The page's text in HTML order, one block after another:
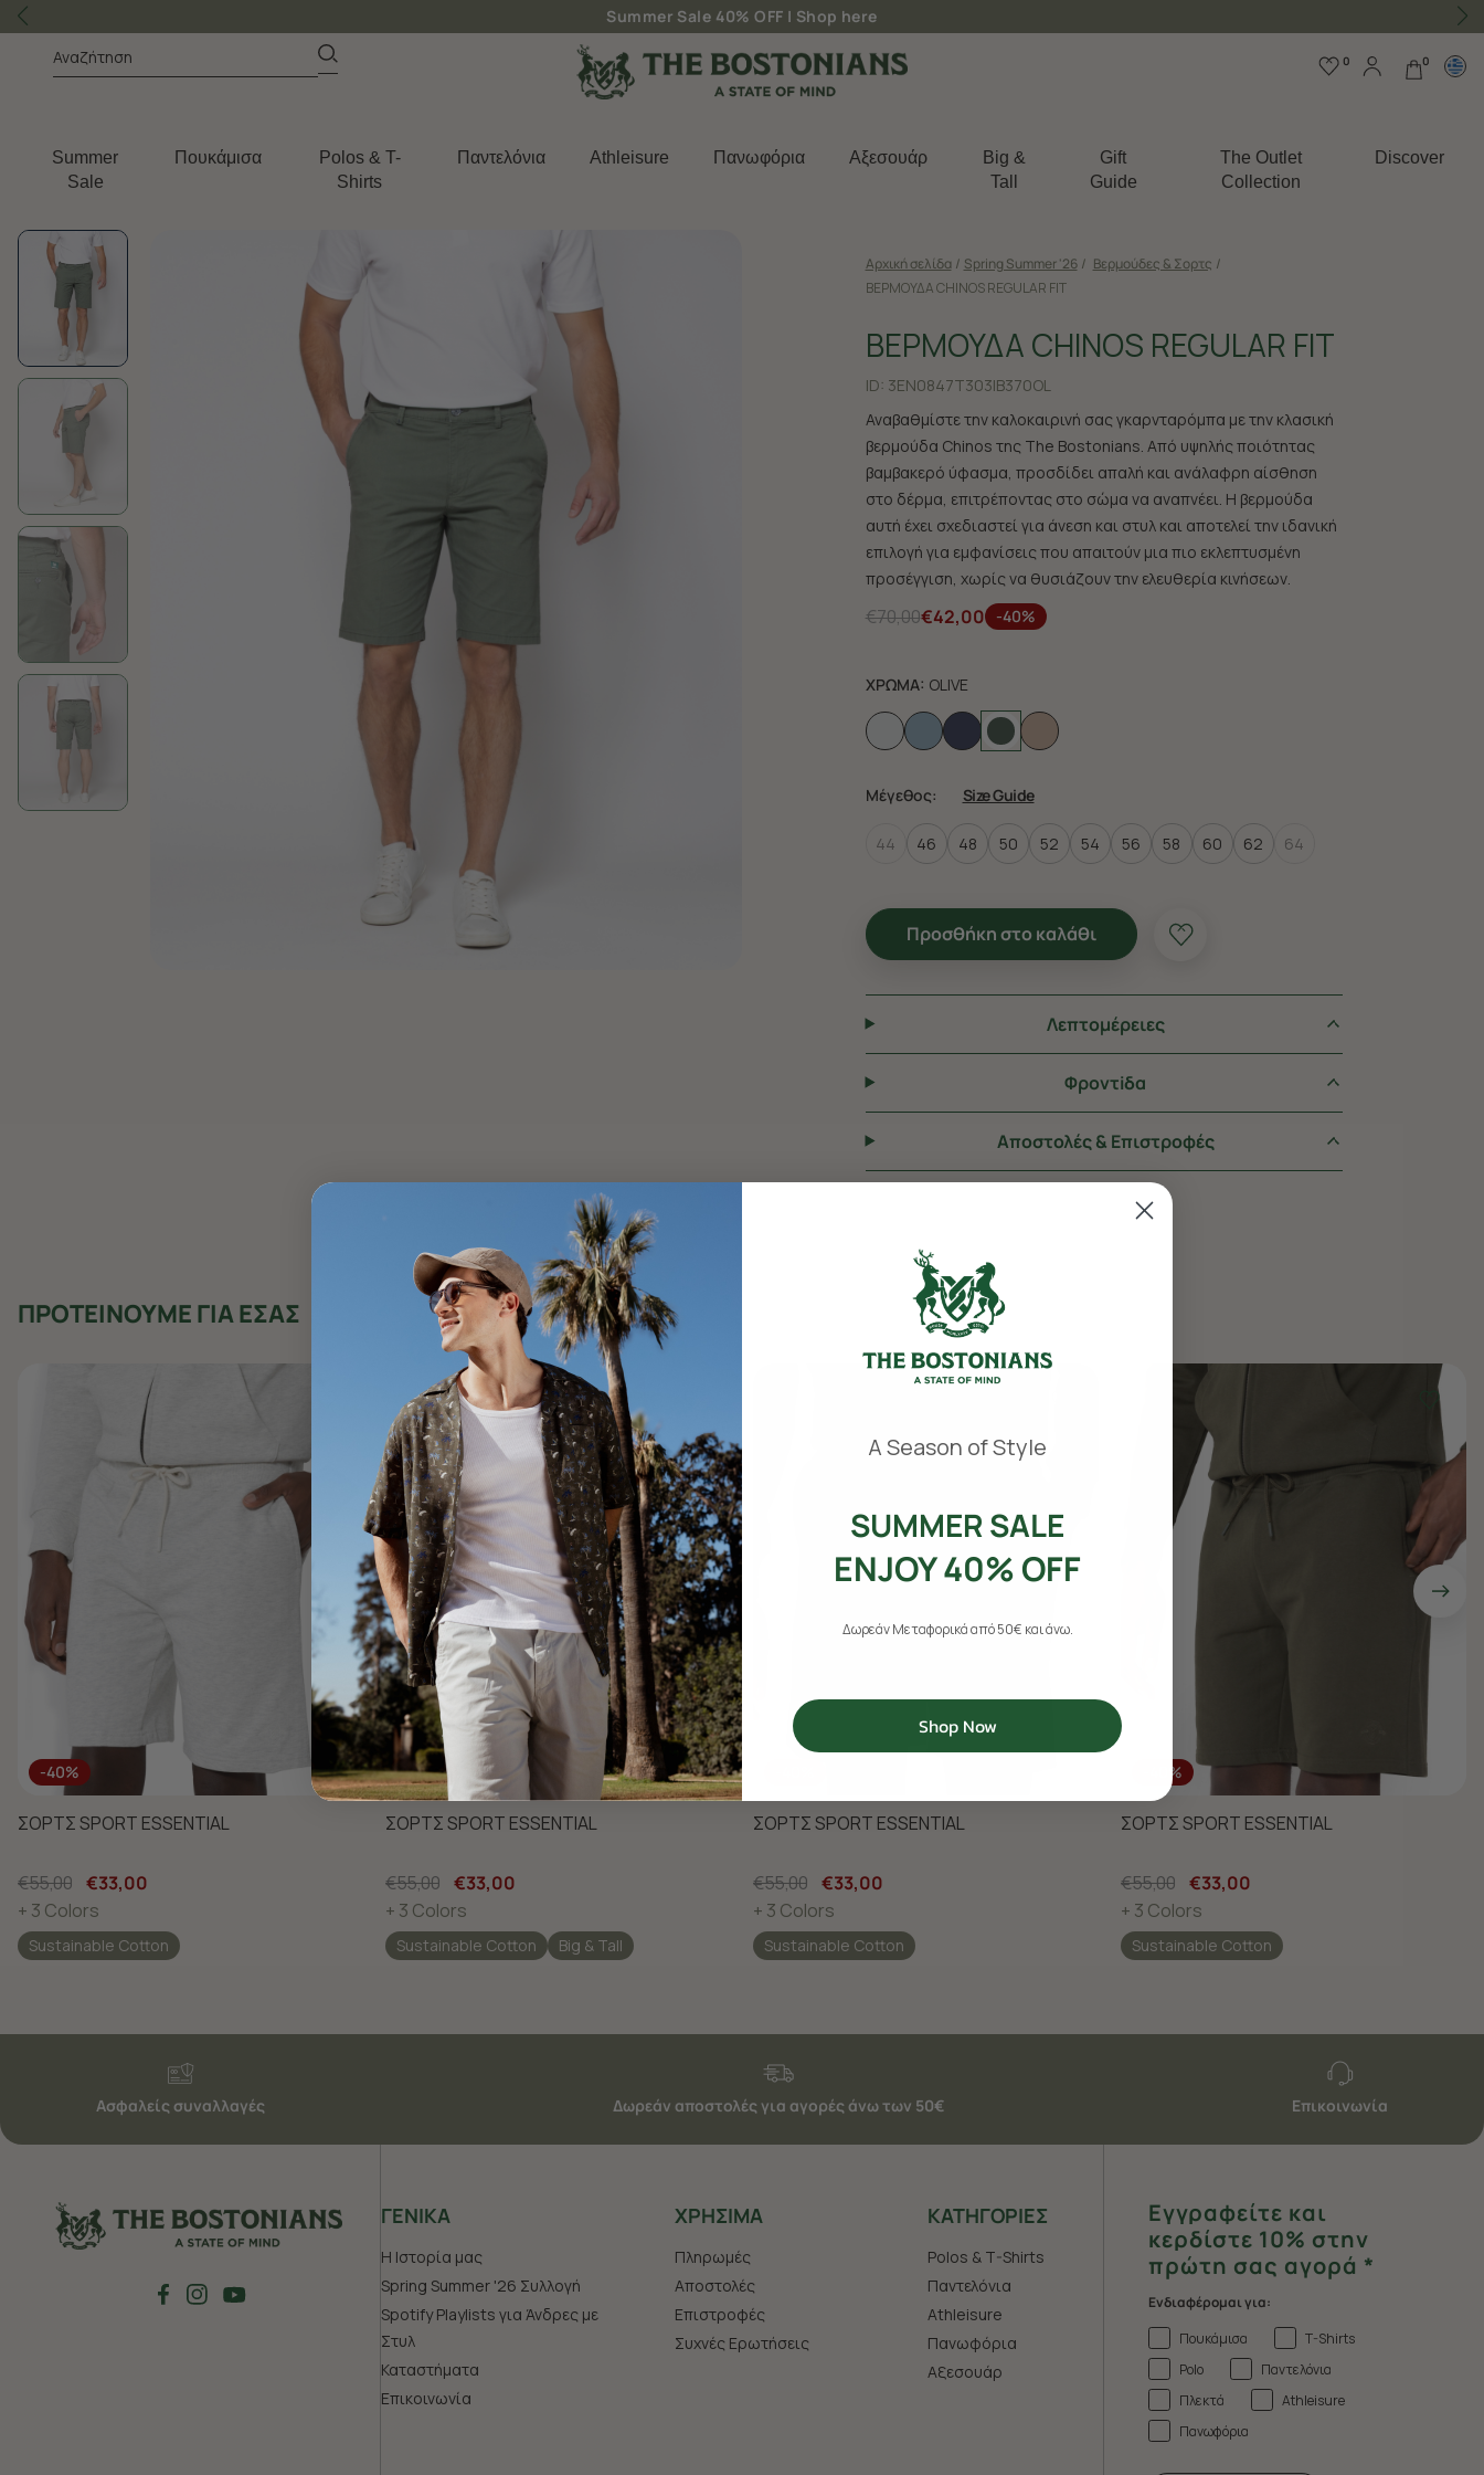
Δωρεάν μεταφορικά για παραγγελίες άνω των 50€
0 0
Summer
Sale
Πουκάμισα
Polos & T-
Shirts
Παντελόνια Athleisure Πανωφόρια Aξεσουάρ
Big &
Tall
Gift
Guide
The Outlet
Collection
Discover
Αρχική σελίδα / Spring Summer '26 / Βερμούδες & Σορτς /
ΒΕΡΜΟΥΔΑ CHINOS REGULAR FIT
ΒΕΡΜΟΥΔΑ CHINOS REGULAR FIT
ID: 3EN0847T303|B370OL
Αναβαθμίστε την καλοκαιρινή σας γκαρνταρόμπα με την κλασική
βερμούδα Chinos της The Bostonians. Από υψηλής ποιότητας
βαμβακερό ύφασμα, προσδίδει απαλή και ανάλαφρη αίσθηση
στο δέρμα, επιτρέποντας στο σώμα να αναπνέει. Η βερμούδα
αυτή έχει σχεδιαστεί για άνεση και στυλ και αποτελεί την ιδανική
επιλογή για εμφανίσεις που απαιτούν μια πιο εκλεπτυσμένη
προσέγγιση, χωρίς να θυσιάζουν την ελευθερία κινήσεων.
€70,00€42,00 -40%
ΧΡΩΜΑ: OLIVE
Μέγεθος: Size Guide
44 46 48 50 52 54 56 58 60 62 64
Προσθήκη στο καλάθι
Λεπτομέρειες
Φροντiδα
Αποστολές & Επιστροφές
ΠΡΟΤΕΙΝΟΥΜΕ ΓΙΑ ΕΣΑΣ
-40%
ΣΟΡΤΣ SPORT ESSENTIAL
€55,00 €33,00
+ 3 Colors
Sustainable Cotton
-40%
ΣΟΡΤΣ SPORT ESSENTIAL
€55,00 €33,00
+ 3 Colors
Sustainable Cotton Big & Tall
ΣΟΡΤΣ SPORT ESSENTIAL
€55,00 €33,00
+ 3 Colors
Sustainable Cotton
-40%
ΣΟΡΤΣ SPORT ESSENTIAL
€55,00 €33,00
+ 3 Colors
Sustainable Cotton
Ασφαλείς συναλλαγές Δωρεάν αποστολές για αγορές άνω των 50€ Επικοινωνία
ΓΕΝΙΚΑ
Η Ιστορία μας
Spring Summer '26 Συλλογή
Spotify Playlists για Άνδρες με
Στυλ
Καταστήματα
Επικοινωνία
ΧΡHΣΙΜΑ
Πληρωμές
Αποστολές
Επιστροφές
Συχνές Ερωτήσεις
ΚΑΤΗΓΟΡΙΕΣ
Polos & T-Shirts
Παντελόνια
Athleisure
Πανωφόρια
Aξεσουάρ
Εγγραφείτε και
κερδίστε 10% στην
πρώτη σας αγορά *
Ενδιαφέρομαι για:
Πουκάμισα
T-Shirts
Polo
Παντελόνια
Πλεκτά
Athleisure
Πανωφόρια
A Season of Style
SUMMER SALE
ENJOY 40% OFF
Δωρεάν Μεταφορικά από 50€ και άνω.
Shop Now